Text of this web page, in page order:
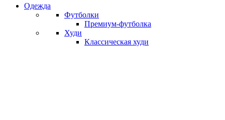
Одежда
Футболки
Премиум-футболка
Худи
Классическая худи